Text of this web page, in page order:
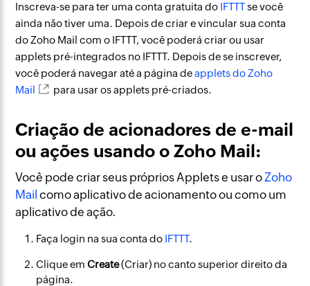
Inscreva-se para ter uma conta gratuita do IFTTTse você
ainda não tiver uma. Depois de criar e vincular sua conta
do Zoho Mail com o IFTTT, você poderá criar ou usar
applets pré-integrados no IFTTT. Depois de se inscrever,
você poderá navegar até a página deapplets do Zoho
Mail
para usar os applets pré-criados.
Criação de acionadores de e-mail
ou ações usando o Zoho Mail:
Você pode criar seus próprios Applets e usar oZoho
Mail como aplicativo de acionamento ou como um
aplicativo de ação.
Faça login na sua conta do IFTTT.
Clique emCreate(Criar) no canto superior direito da
página.